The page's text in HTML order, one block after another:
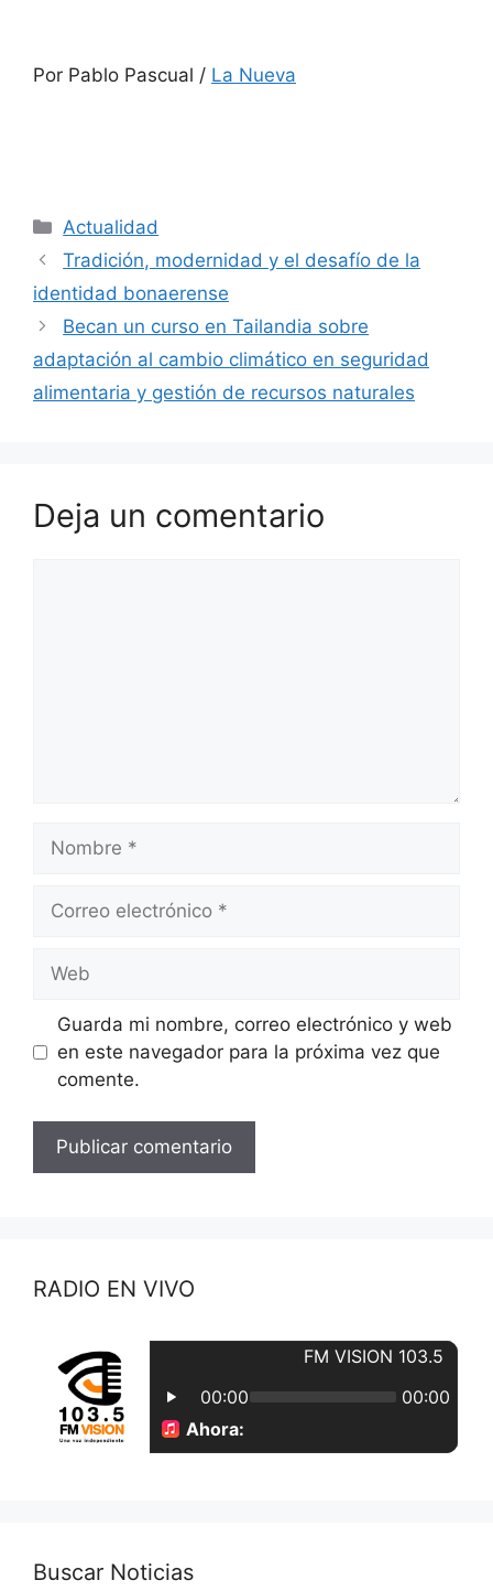
Por Pablo Pascual / La Nueva
Categorías
Actualidad
Tradición, modernidad y el desafío de la
identidad bonaerense
Becan un curso en Tailandia sobre
adaptación al cambio climático en seguridad
alimentaria y gestión de recursos naturales
Deja un comentario
electrónico
Guarda mi nombre, correo electrónico y web
en este navegador para la próxima vez que
comente.
RADIO EN VIVO
Buscar Noticias